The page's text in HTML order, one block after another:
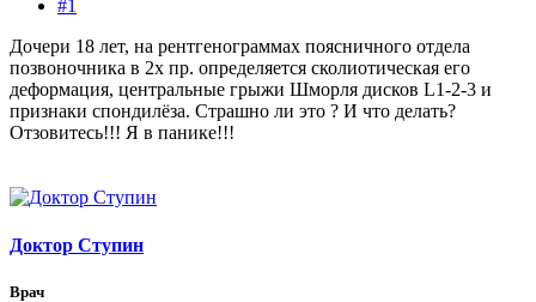
#1
Дочери 18 лет, на рентгенограммах поясничного отдела
позвоночника в 2х пр. определяется сколиотическая его
деформация, центральные грыжи Шморля дисков L1-2-3 и
признаки спондилёза. Страшно ли это ? И что делать?
Отзовитесь!!! Я в панике!!!
Доктор Ступин
Врач